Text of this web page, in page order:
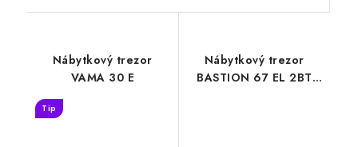
Nábytkový trezor
VAMA 30 E
Tip
Nábytkový trezor
BASTION 67 EL 2BT